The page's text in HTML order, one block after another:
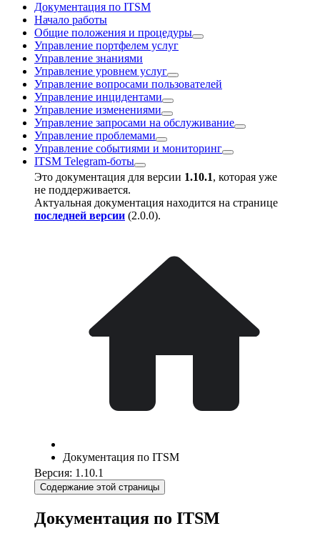
Документация по ITSM
Начало работы
Общие положения и процедуры
Управление портфелем услуг
Управление знаниями
Управление уровнем услуг
Управление вопросами пользователей
Управление инцидентами
Управление изменениями
Управление запросами на обслуживание
Управление проблемами
Управление событиями и мониторинг
ITSM Telegram-боты
Это документация для версии 1.10.1, которая уже
не поддерживается.
Актуальная документация находится на странице
последней версии (2.0.0).
Документация по ITSM
Версия: 1.10.1
Содержание этой страницы
Документация по ITSM